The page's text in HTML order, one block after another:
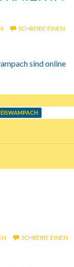
SCHREIBE EINEN
sind online
SCHREIBE EINEN